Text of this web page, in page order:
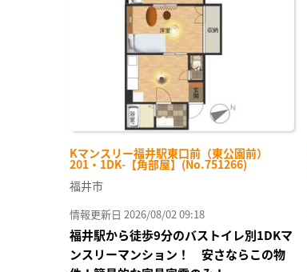
Kマンスリー福井駅東口前（東公園前）
201・1DK-【角部屋】(No.751266)
福井市
情報更新日 2026/08/02 09:18
福井駅から徒歩9分のバストイレ別1DKマ
ンスリーマンション！ 安さならこの物